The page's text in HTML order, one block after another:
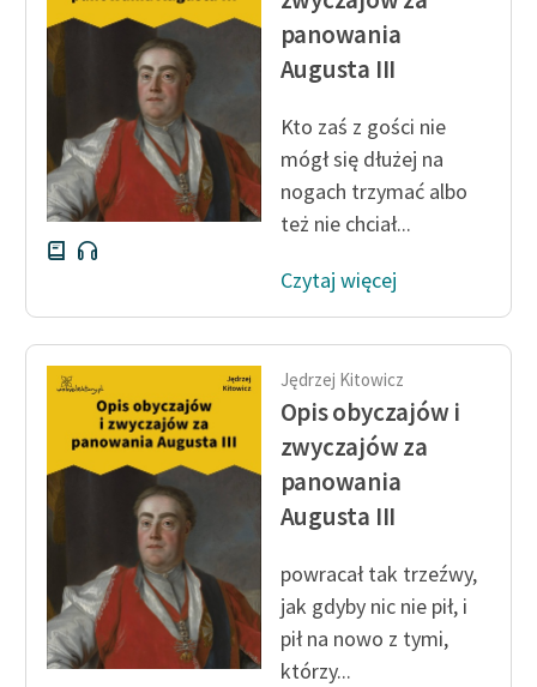
panowania
Augusta III
Kto zaś z gości nie
mógł się dłużej na
nogach trzymać albo
też nie chciał...
Czytaj więcej
Jędrzej Kitowicz
Opis obyczajów i
zwyczajów za
panowania
Augusta III
powracał tak trzeźwy,
jak gdyby nic nie pił, i
pił na nowo z tymi,
którzy...